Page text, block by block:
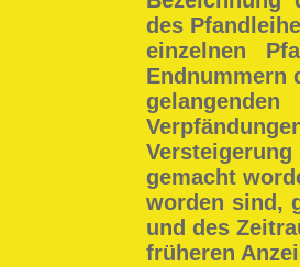
des
einzelnen
Endnummern
gemacht
worden sind,
und des
früheren